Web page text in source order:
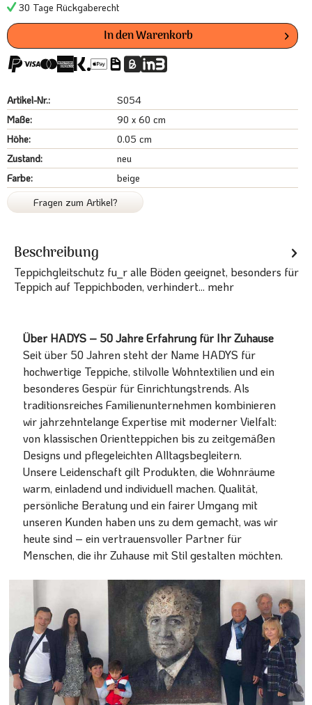
30 Tage Rückgaberecht
In denWarenkorb
Artikel-Nr.:
S054
Maße:
90 x 60 cm
Höhe:
0.05 cm
Zustand:
neu
Farbe:
beige
Fragen zum Artikel?
Beschreibung
Teppichgleitschutz fu_r alle Böden geeignet, besonders für
Teppich auf Teppichboden, verhindert... mehr
Über HADYS – 50 Jahre Erfahrung für Ihr Zuhause
Seit über 50 Jahren steht der Name HADYS für
hochwertige Teppiche, stilvolle Wohntextilien und ein
besonderes Gespür für Einrichtungstrends. Als
traditionsreiches Familienunternehmen kombinieren
wir jahrzehntelange Expertise mit moderner Vielfalt:
von klassischen Orientteppichen bis zu zeitgemäßen
Designs und pflegeleichten Alltagsbegleitern.
Unsere Leidenschaft gilt Produkten, die Wohnräume
warm, einladend und individuell machen. Qualität,
persönliche Beratung und ein fairer Umgang mit
unseren Kunden haben uns zu dem gemacht, was wir
heute sind – ein vertrauensvoller Partner für
Menschen, die ihr Zuhause mit Stil gestalten möchten.